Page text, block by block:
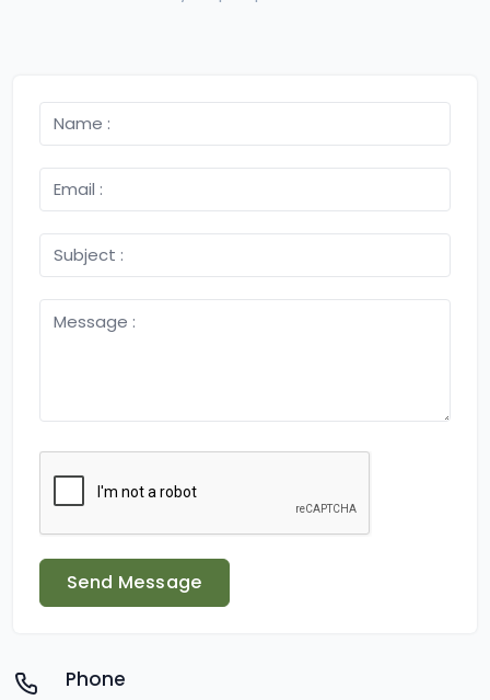
Send Message
Phone